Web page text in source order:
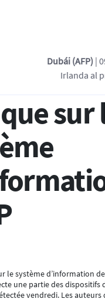
Dubái (AFP)| 09/08/
Irlanda al presunto
a la lista
- 15:00
sur
le système d’information de
une partie des dispositifs
vendredi. Les